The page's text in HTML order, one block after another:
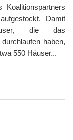
Damit
die das
haben,
550 Häuser...